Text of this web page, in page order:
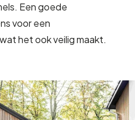
Een goede
voor een
het ook veilig maakt.